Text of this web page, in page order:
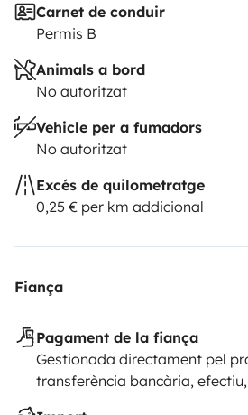
Carnet de conduir
Permis B
Animals a bord
No autoritzat
Vehicle per a fumadors
No autoritzat
Excés de quilometratge
0,25 € per km addicional
Fiança
Pagament de la fiança
Gestionada directament pel
transferència bancària,